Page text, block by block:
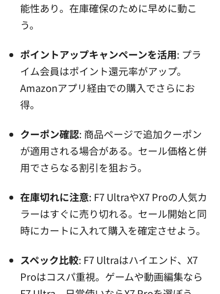
能性あり。在庫確保のために早めに動こ
う。
ポイントアップキャンペーンを活用: プラ
イム会員はポイント還元率がアップ。
Amazonアプリ経由での購入でさらにお
得。
クーポン確認: 商品ページで追加クーポン
が適用される場合がある。セール価格と併
用でさらなる割引を狙おう。
在庫切れに注意: F7 UltraやX7 Proの人気カ
ラーはすぐに売り切れる。セール開始と同
時にカートに入れて購入を確定させよう。
スペック比較: F7 Ultraはハイエンド、X7
Proはコスパ重視。ゲームや動画編集なら